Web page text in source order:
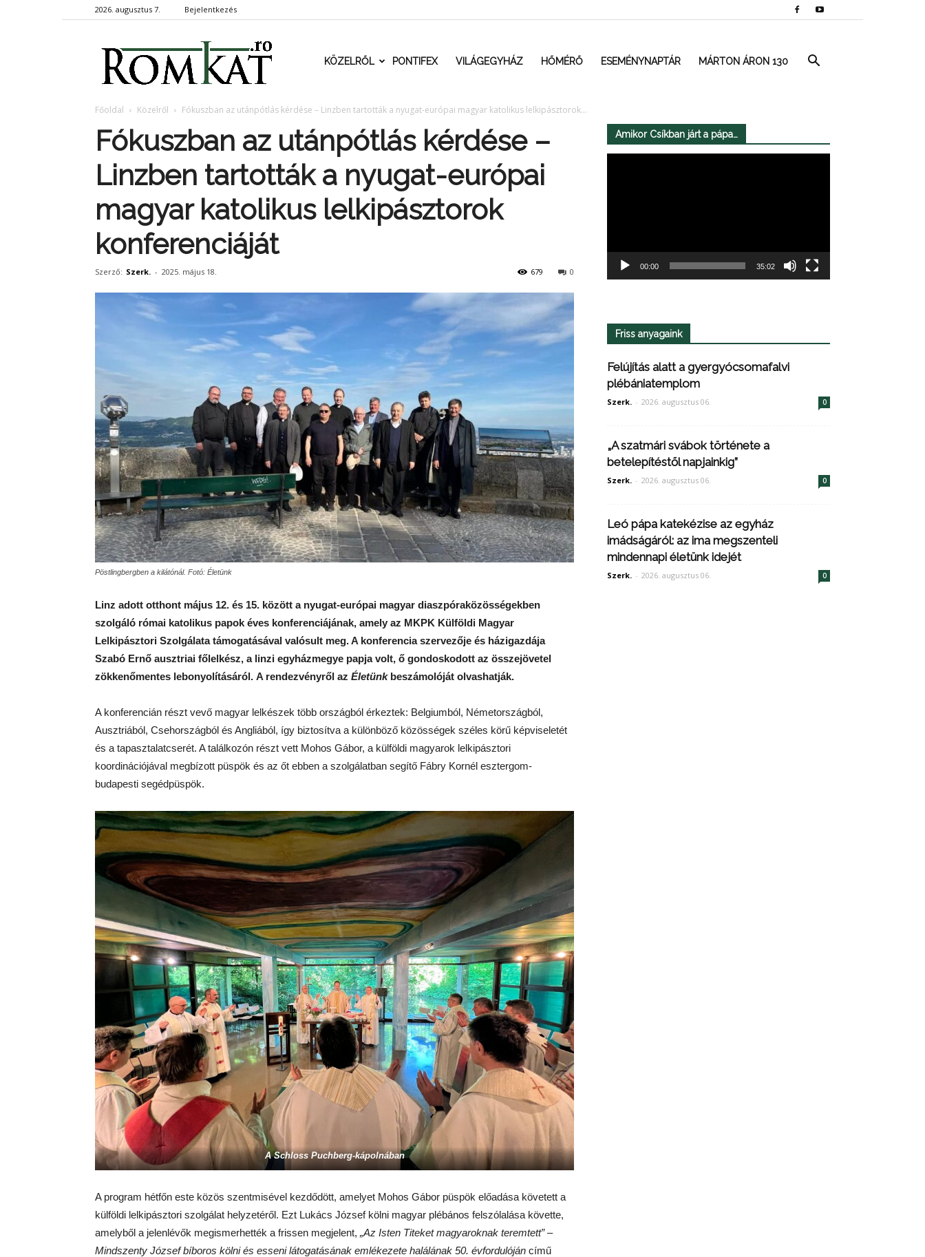
2026. augusztus 7. Bejelentkezés
RomKat.roKÖZELRŐL PONTIFEX VILÁGEGYHÁZ HŐMÉRŐ ESEMÉNYNAPTÁR MÁRTON ÁRON 130
Főoldal Közelről Fókuszban az utánpótlás kérdése – Linzben tartották a nyugat-európai magyar katolikus lelkipásztorok...
Fókuszban az utánpótlás kérdése –
Linzben tartották a nyugat-európai
magyar katolikus lelkipásztorok
konferenciáját
Szerző: Szerk. - 2025. május 18. 0
679
Pöstlingbergben a kilátónál. Fotó: Életünk
Linz adott otthont május 12. és 15. között a nyugat-európai magyar diaszpóraközösségekben
szolgáló római katolikus papok éves konferenciájának, amely az MKPK Külföldi Magyar
Lelkipásztori Szolgálata támogatásával valósult meg. A konferencia szervezője és házigazdája
Szabó Ernő ausztriai főlelkész, a linzi egyházmegye papja volt, ő gondoskodott az összejövetel
zökkenőmentes lebonyolításáról. A rendezvényről az Életünkbeszámolóját olvashatják.
A konferencián részt vevő magyar lelkészek több országból érkeztek: Belgiumból, Németországból,
Ausztriából, Csehországból és Angliából, így biztosítva a különböző közösségek széles körű képviseletét
és a tapasztalatcserét. A találkozón részt vett Mohos Gábor, a külföldi magyarok lelkipásztori
koordinációjával megbízott püspök és az őt ebben a szolgálatban segítő Fábry Kornél esztergom-
budapesti segédpüspök.
A Schloss Puchberg-kápolnában
A program hétfőn este közös szentmisével kezdődött, amelyet Mohos Gábor püspök előadása követett a
külföldi lelkipásztori szolgálat helyzetéről. Ezt Lukács József kölni magyar plébános felszólalása követte,
amelyből a jelenlévők megismerhették a frissen megjelent, „Az Isten Titeket magyaroknak teremtett” –
Mindszenty József bíboros kölni és esseni látogatásának emlékezete halálának 50. évfordulóján című
Amikor Csíkban járt a pápa…
00:00 35:02
Friss anyagaink
Felújítás alatt a gyergyócsomafalvi
plébániatemplom
Szerk. - 2026. augusztus 06. 0
„A szatmári svábok története a
betelepítéstől napjainkig”
Szerk. - 2026. augusztus 06. 0
Leó pápa katekézise az egyház
imádságáról: az ima megszenteli
mindennapi életünk idejét
Szerk. - 2026. augusztus 06. 0